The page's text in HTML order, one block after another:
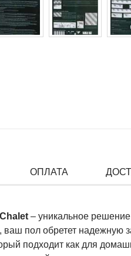
ОПЛАТА
– уникальное
пол обретет надежную
подходит как для